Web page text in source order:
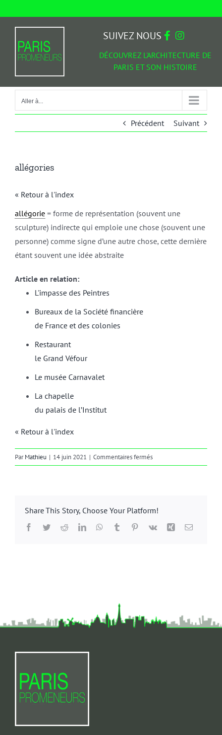
Aller à...
DÉCOUVREZ L'ARCHITECTURE DE
PARIS ET SON HISTOIRE
SUIVEZ NOUS
Aller à...
Précédent Suivant
allégories
« Retour à l'index
allégorie = forme de représentation (souvent une
sculpture) indirecte qui emploie une chose (souvent une
personne) comme signe d’une autre chose, cette dernière
étant souvent une idée abstraite
Article en relation:
L'impasse des Peintres
Bureaux de la Société financière
de France et des colonies
Restaurant
le Grand Véfour
Le musée Carnavalet
La chapelle
du palais de l’Institut
« Retour à l'index
ParMathieu | 14 juin 2021 | Commentaires ferméssur
allégories
Share This Story, Choose Your Platform!
Facebook
TwitterRedditLinkedInWhatsApp
Tumblr Pinterest
Vk Xing Email